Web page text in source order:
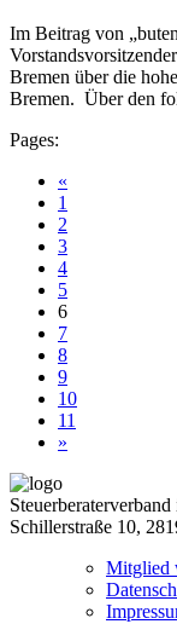
Im Beitrag von
Bremen über die
Bremen. Über den
Pages:
«
1
2
3
4
5
6
7
8
9
10
11
»
Schillerstraße 10,
Mitglied